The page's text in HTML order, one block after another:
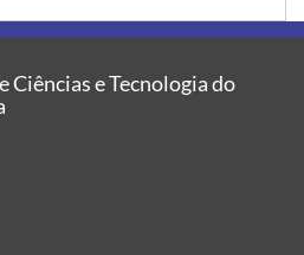
e Tecnologia do